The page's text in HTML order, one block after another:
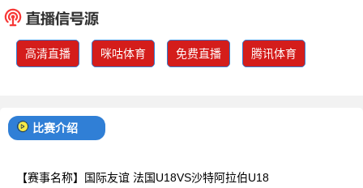
高清直播 咪咕体育 免费直播 腾讯体育
比赛介绍
【赛事名称】 国际友谊 法国U18VS沙特阿拉伯U18